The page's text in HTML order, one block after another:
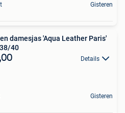
Gisteren
damesjas 'Aqua Leather Paris'
40
Details
Gisteren